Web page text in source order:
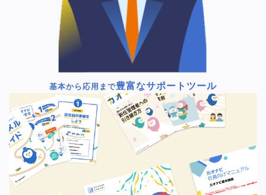
基本から応用まで豊富なサポートツール